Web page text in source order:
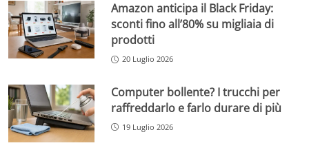
Amazon anticipa il Black Friday:
sconti fino all’80% su migliaia di
prodotti
20 Luglio 2026
Computer bollente? I trucchi per
raffreddarlo e farlo durare di più
19 Luglio 2026